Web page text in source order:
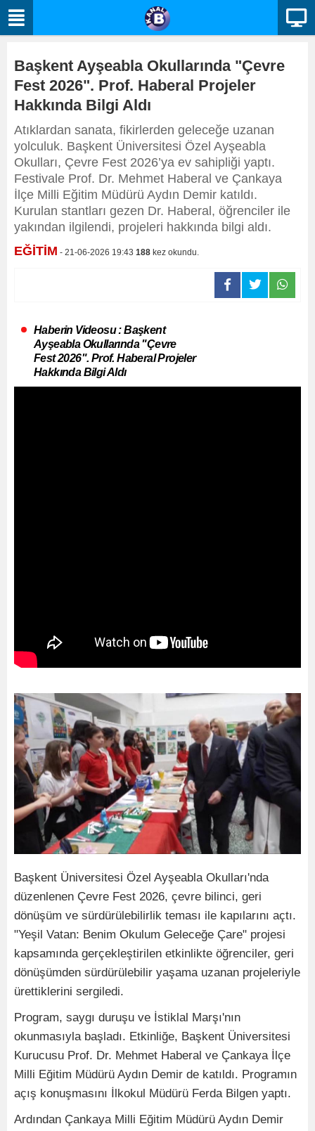
Başkent Ayşeabla Okullarında "Çevre
Fest 2026". Prof. Haberal Projeler
Hakkında Bilgi Aldı
Atıklardan sanata, fikirlerden geleceğe uzanan
yolculuk. Başkent Üniversitesi Özel Ayşeabla
Okulları, Çevre Fest 2026’ya ev sahipliği yaptı.
Festivale Prof. Dr. Mehmet Haberal ve Çankaya
İlçe Milli Eğitim Müdürü Aydın Demir katıldı.
Kurulan stantları gezen Dr. Haberal, öğrenciler ile
yakından ilgilendi, projeleri hakkında bilgi aldı.
EĞİTİM - 21-06-2026 19:43 188 kez okundu.
Haberin Videosu : Başkent
Ayşeabla Okullarında "Çevre
Fest 2026". Prof. Haberal Projeler
Hakkında Bilgi Aldı
Başkent Üniversitesi Özel Ayşeabla Okulları'nda
düzenlenen Çevre Fest 2026, çevre bilinci, geri
dönüşüm ve sürdürülebilirlik teması ile kapılarını açtı.
"Yeşil Vatan: Benim Okulum Geleceğe Çare" projesi
kapsamında gerçekleştirilen etkinlikte öğrenciler, geri
dönüşümden sürdürülebilir yaşama uzanan projeleriyle
ürettiklerini sergiledi.
Program, saygı duruşu ve İstiklal Marşı'nın
okunmasıyla başladı. Etkinliğe, Başkent Üniversitesi
Kurucusu Prof. Dr. Mehmet Haberal ve Çankaya İlçe
Milli Eğitim Müdürü Aydın Demir de katıldı. Programın
açış konuşmasını İlkokul Müdürü Ferda Bilgen yaptı.
Ardından Çankaya Milli Eğitim Müdürü Aydın Demir